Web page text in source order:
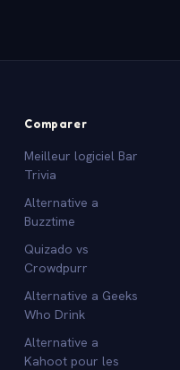
Comparer
Meilleur logiciel Bar
Trivia
Alternative a
Buzztime
Quizado vs
Crowdpurr
Alternative a Geeks
Who Drink
Alternative a
Kahoot pour les